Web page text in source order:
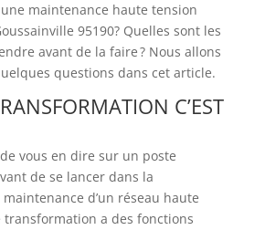
maintenance haute tension
95190? Quelles sont les
avant de la faire ? Nous allons
questions dans cet article.
C’EST
vous en dire sur un poste
de se lancer dans la
d’un réseau haute
transformation a des fonctions